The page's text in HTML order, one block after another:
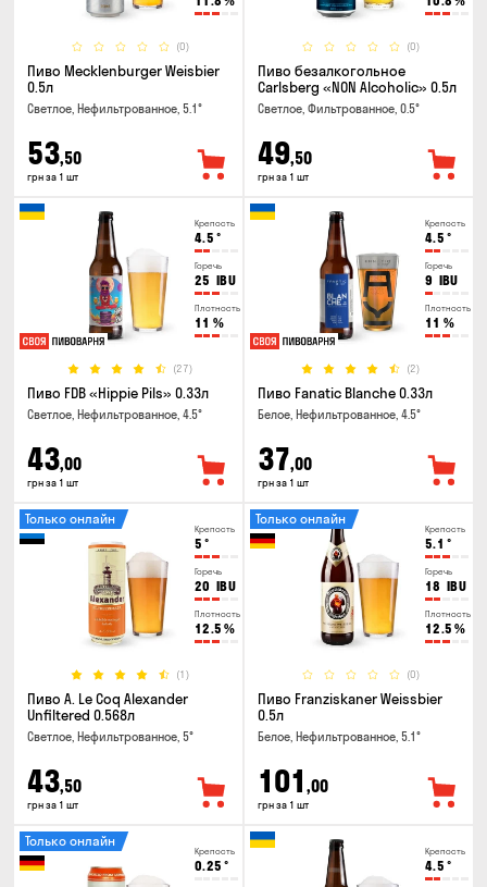
(0)
Пиво Mecklenburger Weisbier
0.5л
Светлое, Нефильтрованное, 5.1°
53,50
грн за 1 шт
(0)
Пиво безалкогольное
Carlsberg «NON Alcoholic» 0.5л
Светлое, Фильтрованное, 0.5°
49,50
грн за 1 шт
Крепость
4.5 °
Горечь
25 IBU
Плотность
11 %
(27)
Пиво FDB «Hippie Pils» 0.33л
Светлое, Нефильтрованное, 4.5°
43,00
грн за 1 шт
Крепость
4.5 °
Горечь
9 IBU
Плотность
11 %
(2)
Пиво Fanatic Blanche 0.33л
Белое, Нефильтрованное, 4.5°
37,00
грн за 1 шт
Крепость
5 °
Горечь
20 IBU
Плотность
12.5 %
(1)
Только онлайн
Пиво A. Le Coq Alexander
Unfiltered 0.568л
Светлое, Нефильтрованное, 5°
43,50
грн за 1 шт
Крепость
5.1 °
Горечь
18 IBU
Плотность
12.5 %
(0)
Только онлайн
Пиво Franziskaner Weissbier
0.5л
Белое, Нефильтрованное, 5.1°
101 ,00
грн за 1 шт
Крепость
0.25 °
Только онлайн
Крепость
4.5 °